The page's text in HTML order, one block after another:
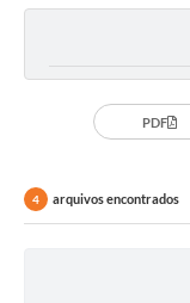
PDF
4 arquivos encontrados